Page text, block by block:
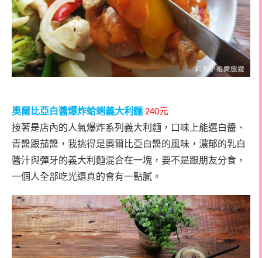
奧爾比亞白醬爆炸蛤蜊義大利麵 240元
接著是店內的人氣爆炸系列義大利麵，口味上能選白醬、
青醬跟茄醬，我挑得是奧爾比亞白醬的風味，濃郁的乳白
醬汁與彈牙的義大利麵混合在一塊，要不是跟朋友分食，
一個人全部吃光還真的會有一點膩。